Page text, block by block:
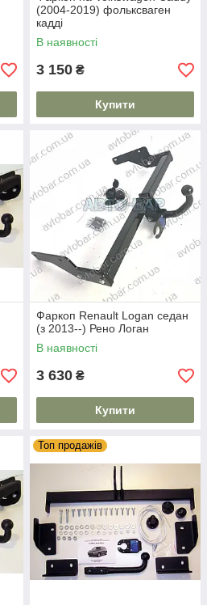
(2004-2019) фольксваген
кадді
В наявності
3 150 ₴
Купити
Фаркоп Renault Logan седан
(з 2013--) Рено Логан
В наявності
3 630 ₴
Купити
Топ продажів